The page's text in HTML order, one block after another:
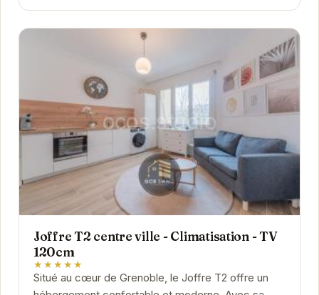
Joffre T2 centre ville - Climatisation - TV
120cm
★★★★★
Situé au cœur de Grenoble, le Joffre T2 offre un